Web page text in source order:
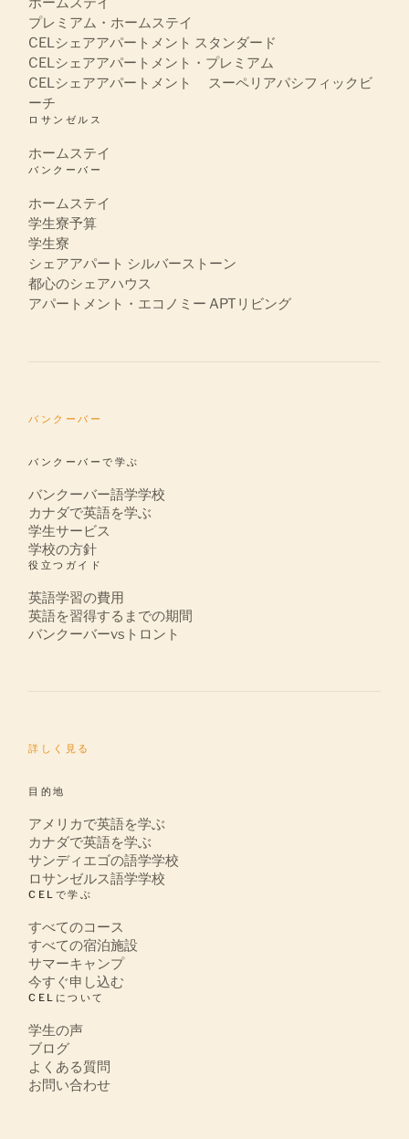
プレミアム・ホームステイ
CELシェアアパートメント スタンダード
CELシェアアパートメント・プレミアム
CELシェアアパートメント スーペリアパシフィックビ
ーチ
ロサンゼルス
ホームステイ
バンクーバー
ホームステイ
学生寮予算
学生寮
シェアアパート シルバーストーン
都心のシェアハウス
アパートメント・エコノミー APTリビング
バンクーバー
バンクーバーで学ぶ
バンクーバー語学学校
カナダで英語を学ぶ
学生サービス
学校の方針
役立つガイド
英語学習の費用
英語を習得するまでの期間
バンクーバーvsトロント
詳しく見る
目的地
アメリカで英語を学ぶ
カナダで英語を学ぶ
サンディエゴの語学学校
ロサンゼルス語学学校
CELで学ぶ
すべてのコース
すべての宿泊施設
サマーキャンプ
今すぐ申し込む
CELについて
学生の声
ブログ
よくある質問
お問い合わせ